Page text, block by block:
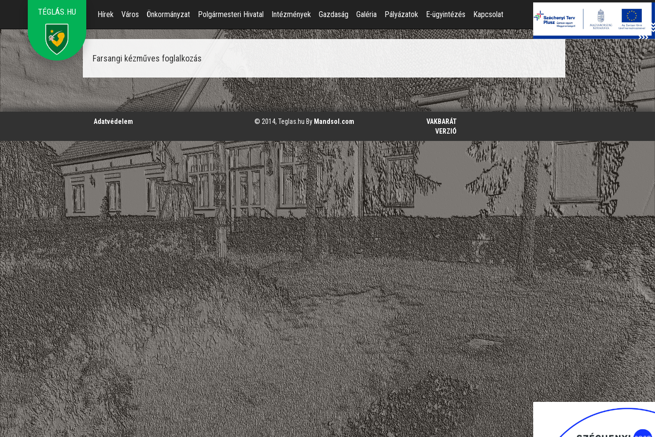
TÉGLÁS.HU Hírek Város Önkormányzat Polgármesteri Hivatal Intézmények Gazdaság Galéria Pályázatok E-ügyintézés Kapcsolat
Farsangi kézműves foglalkozás
';
Adatvédelem © 2014, Teglas.hu By Mandsol.com
VAKBARÁT
VERZIÓ